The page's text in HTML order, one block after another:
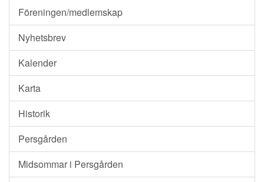
Föreningen/medlemskap
Nyhetsbrev
Kalender
Karta
Historik
Persgården
Midsommar i Persgården